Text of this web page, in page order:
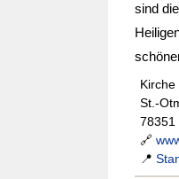
sind
St.-
78351
🔗
📍